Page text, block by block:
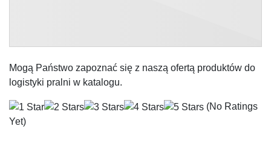
Mogą Państwo zapoznać się z naszą ofertą produktów do
logistyki pralni w katalogu.
(No Ratings
Yet)